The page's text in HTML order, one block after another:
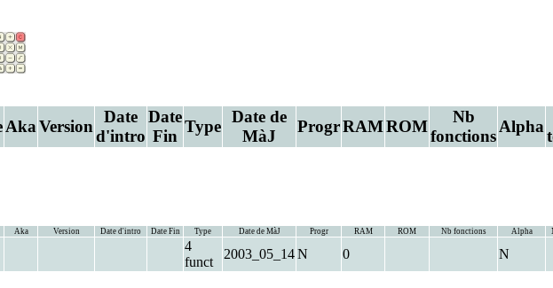
AkaVersion
Date
d'intro
Date
Fin
Type
Date de
MàJ
ProgrRAMROM
Nb
fonctions
Alpha
Aka Version Date d'intro Date Fin Type Date de MàJ Progr RAM ROM Nb fonctions Alpha
4
funct
2003_05_14N 0 N